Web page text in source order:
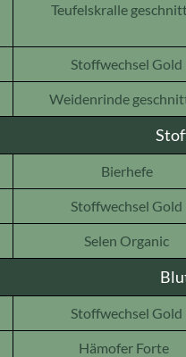
Teufelskralle
Stoffwechsel Gold
Weidenrinde
Bierhefe
Stoffwechsel Gold
Selen Organic
Stoffwechsel Gold
Hämofer Forte